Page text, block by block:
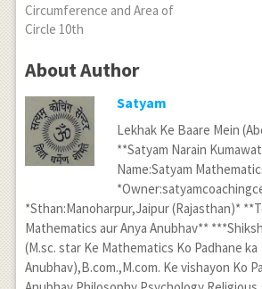
Circumference and Area of
Circle 10th
About Author
Satyam
Lekhak Ke Baare Mein
**Satyam Narain
Name:Satyam
*Sthan:Manoharpur,Jaipur (Rajasthan)*
Mathematics aur Anya Anubhav**
(M.sc. star Ke Mathematics Ko Padhane ka
Anubhav),B.com.,M.com. Ke vishayon Ko